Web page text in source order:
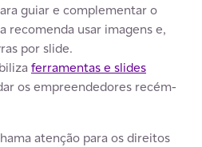
guiar e complementar o
recomenda usar imagens e,
por slide.
ferramentas e slides
os empreendedores recém-
atenção para os direitos